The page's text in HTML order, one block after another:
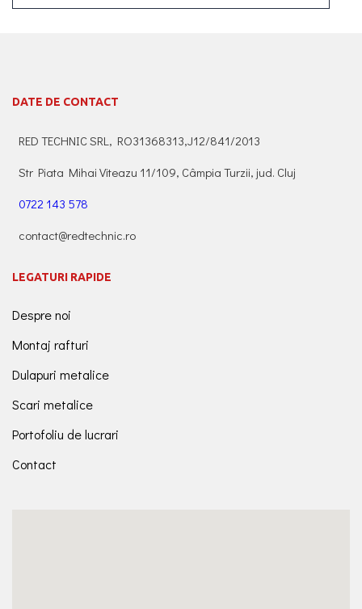
DATE DE CONTACT
RED TECHNIC SRL, RO31368313,J12/841/2013
Str Piata Mihai Viteazu 11/109, Câmpia Turzii, jud. Cluj
0722 143 578
contact@redtechnic.ro
LEGATURI RAPIDE
Despre noi
Montaj rafturi
Dulapuri metalice
Scari metalice
Portofoliu de lucrari
Contact